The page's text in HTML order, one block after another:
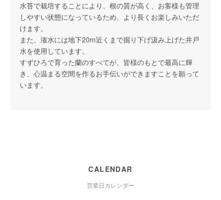
水苔で栽培することにより、根の質が高く、お客様も管理
しやすい状態になっているため、より長くお楽しみいただ
けます。
また、潅水には地下20m近くまで掘り下げ汲み上げた井戸
水を使用しています。
すずひろで育った蘭のすべてが、皆様のもとで最高に輝
き、心温まる空間を作るお手伝いができますことを願って
います。
CALENDAR
営業日カレンダー